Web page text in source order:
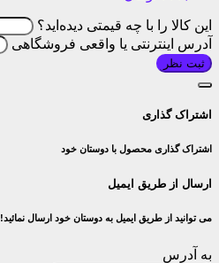
این کالا را با چه قیمتی دیده‌اید؟
آدرس اینترنتی یا واقعی فروشگاهی
ثبت نظر
اشتراک گذاری
اشتراک گذاری محصول با دوستان خود
ارسال از طریق ایمیل
می توانید از طریق ایمیل به دوستان خود ارسال نمائید!
به آدرس